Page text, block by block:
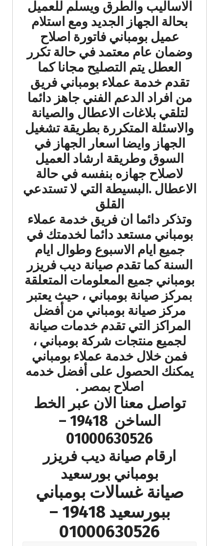
الاساليب والطرق ويسلم للعميل
بحالة الجهاز الجديد ومع استلام
عميل بومباني فاتورة اصلاح
وضمان عام معتمد في حالة تكرر
العطل يتم التصليح مجانا كما
تقدم خدمة عملاء بومباني فريق
من افراد الدعم الفني جاهز دائما
لتلقي بلاغات الاعطال والصيانة
والاسئلة المتكررة بطريقة تشغيل
الجهاز وايضا اسعار الجهاز في
السوق وطريقة ارشاد العميل
لاصلاح جهازه بنفسه في حالة
الاعطال .البسيطة التي لا تستدعي
القلق
وتذكر دائما ان فريق خدمة عملاء
بومباني مستعد دائما لخدمتك في
جميع ايام الاسبوع وطوال ايام
السنة كما تقدم صيانة ديب فريزر
بومباني جميع المعلومات المتعلقة
بمركز صيانة بومباني ، حيث يعتبر
مركز صيانة بومباني من أفضل
المراكز التي تقدم خدمات صيانة
لجميع منتجات شركة بومباني ،
فمن خلال خدمة عملاء بومباني
يمكنك الحصول على أفضل خدمه
اصلاح بمصر .
تواصل معنا الان عبر الخط
الساخن 19418 –
01000630526
ارقام صيانة ديب فريزر
بومباني بورسعيد
صيانة غسالات بومباني
ببورسعيد 19418 –
01000630526